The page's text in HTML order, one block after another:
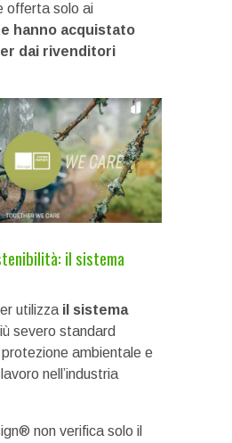
offerta solo ai
hanno acquistato
dai rivenditori
il sistema
utilizza il sistema
severo standard
ambientale e
nell’industria
non verifica solo il